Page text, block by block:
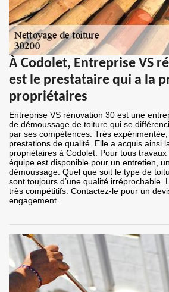
À Codolet, Entreprise VS
est le prestataire qui a la
propriétaires
Entreprise VS rénovation 30 est une
de démoussage de toiture qui se
par ses compétences. Très
prestations de qualité. Elle a acquis ainsi
propriétaires à Codolet. Pour tous
équipe est disponible pour un entretien,
démoussage. Quel que soit le type de
sont toujours d’une qualité irréprochable.
très compétitifs. Contactez-le pour un
engagement.